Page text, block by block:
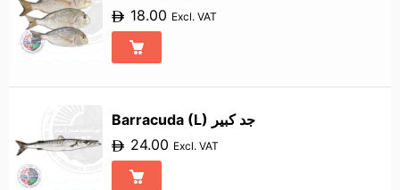
18.00 Excl. VAT
Barracuda (L) جد كبير
24.00 Excl. VAT